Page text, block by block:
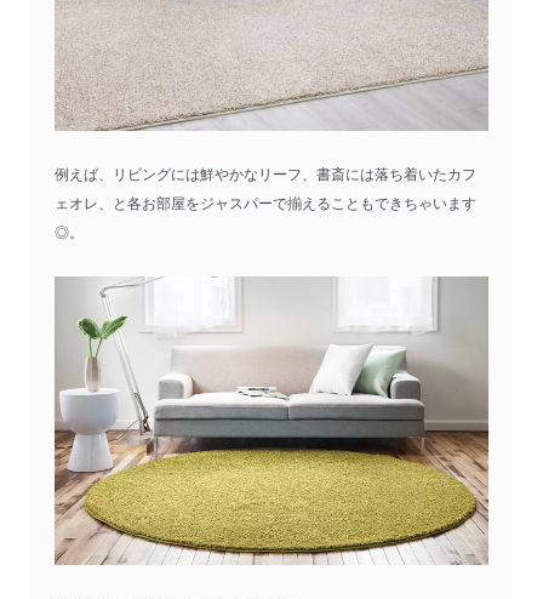
例えば、リビングには鮮やかなリーフ、書斎には落ち着いたカフ
ェオレ、と各お部屋をジャスパーで揃えることもできちゃいます
◎。